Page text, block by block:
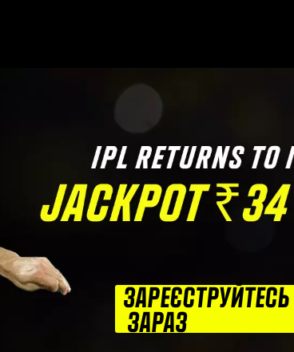
ЗАРЕЄСТРУЙТЕСЬ
ЗАРАЗ